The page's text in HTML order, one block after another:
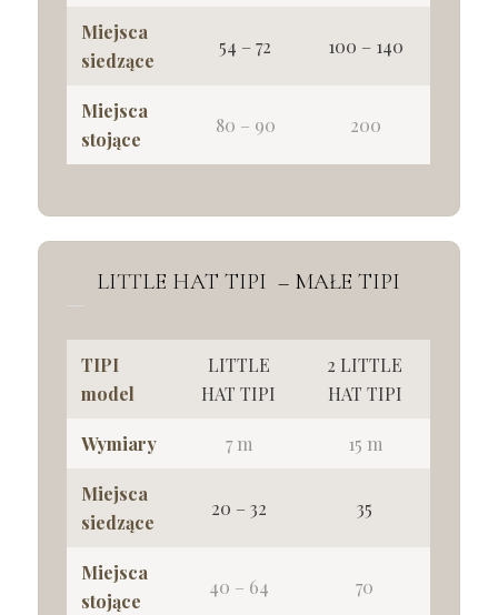
Miejsca
siedzące
54 – 72 100 – 140
Miejsca
stojące
80 – 90 200
LITTLE HAT TIPI – MAŁE TIPI
TIPI
model
LITTLE
HAT TIPI
2 LITTLE
HAT TIPI
Wymiary 7 m 15 m
Miejsca
siedzące
20 – 32 35
Miejsca
stojące
40 – 64 70